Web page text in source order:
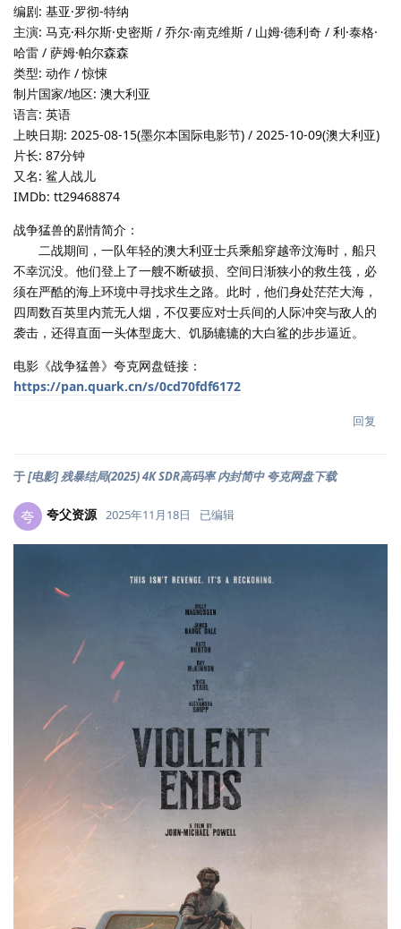
编剧: 基亚·罗彻-特纳
主演: 马克·科尔斯·史密斯 / 乔尔·南克维斯 / 山姆·德利奇 / 利·泰格·
哈雷 / 萨姆·帕尔森森
类型: 动作 / 惊悚
制片国家/地区: 澳大利亚
语言: 英语
上映日期: 2025-08-15(墨尔本国际电影节) / 2025-10-09(澳大利亚)
片长: 87分钟
又名: 鲨人战儿
IMDb: tt29468874
战争猛兽的剧情简介：
二战期间，一队年轻的澳大利亚士兵乘船穿越帝汶海时，船只
不幸沉没。他们登上了一艘不断破损、空间日渐狭小的救生筏，必
须在严酷的海上环境中寻找求生之路。此时，他们身处茫茫大海，
四周数百英里内荒无人烟，不仅要应对士兵间的人际冲突与敌人的
袭击，还得直面一头体型庞大、饥肠辘辘的大白鲨的步步逼近。
电影《战争猛兽》夸克网盘链接：
https://pan.quark.cn/s/0cd70fdf6172
回复
于[电影] 残暴结局(2025) 4K SDR高码率 内封简中 夸克网盘下载
夸 夸父资源 2025年11月18日 已编辑